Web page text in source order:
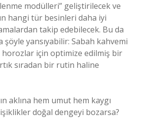
modülleri” geliştirilecek ve
hangi tür besinleri daha iyi
takip edebilecek. Bu da
şöyle yansıyabilir: Sabah kahvemi
için optimize edilmiş bir
sıradan bir rutin haline
aklına hem umut hem kaygı
doğal dengeyi bozarsa?